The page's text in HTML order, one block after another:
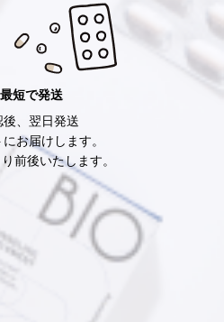
最短で発送
、翌日発送
お届けします。
前後いたします。